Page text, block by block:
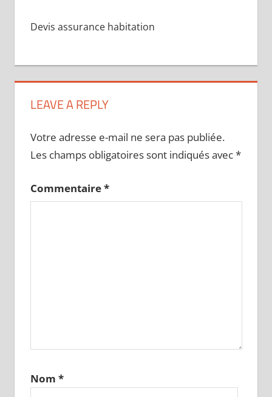
Devis assurance habitation
LEAVE A REPLY
Votre adresse e-mail ne sera pas publiée.
Les champs obligatoires sont indiqués avec*
Commentaire*
Nom *